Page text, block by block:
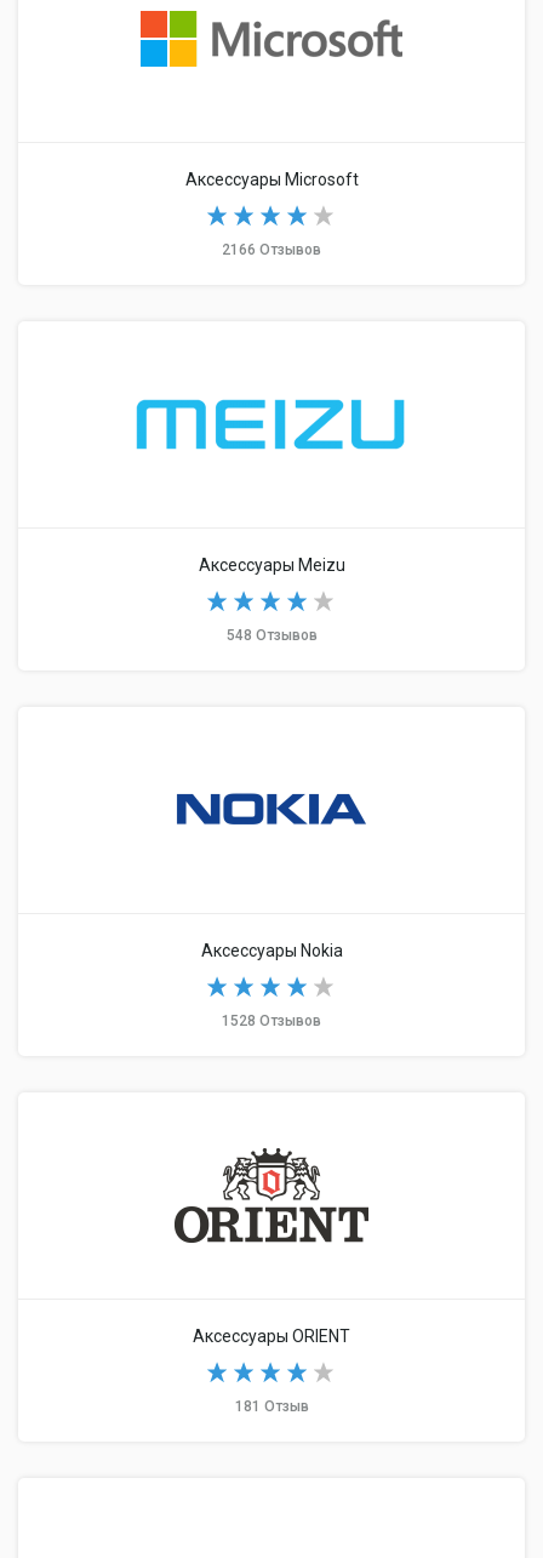
Аксессуары Microsoft
2166 Отзывов
Аксессуары Meizu
548 Отзывов
Аксессуары Nokia
1528 Отзывов
Аксессуары ORIENT
181 Отзыв